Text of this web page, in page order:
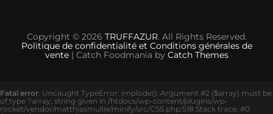
Copyright © 2026 TRUFFAZUR. All Rights Reserved.
Politique de confidentialité et Conditions générales de
vente| Catch Foodmania by Catch Themes
Fatal error: Uncaught TypeError: implode(): Argument #2 ($array) must be
of type ?array, string given in /htdocs/wp-content/plugins/wp-
rocket/vendor/matthiasmullie/minify/src/CSS.php:518 Stack trace: #0